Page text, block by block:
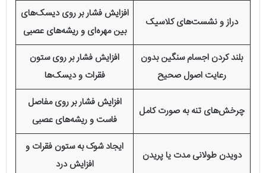
دراز و نشست‌های کلاسیک
افزایش فشار بر روی دیسک‌های
بین مهره‌ای و ریشه‌های عصبی
بلند کردن اجسام سنگین بدون
رعایت اصول صحیح
افزایش فشار بر روی ستون
فقرات و دیسک‌ها
چرخش‌های تنه به صورت کامل
افزایش فشار بر روی مفاصل
فاست و ریشه‌های عصبی
دویدن طولانی مدت یا پریدن
ایجاد شوک به ستون فقرات و
افزایش درد